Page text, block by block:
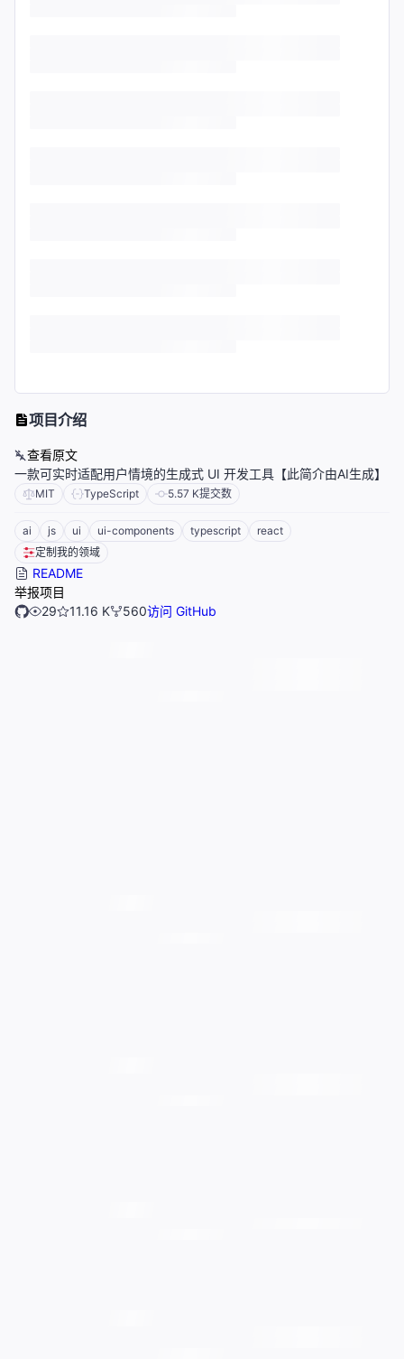
项目介绍
查看原文
一款可实时适配用户情境的生成式 UI 开发工具【此简介由AI生成】
MIT TypeScript 5.57 K提交数
ai js ui ui-components typescript
react
定制我的领域
README
举报项目
29
11.16 K 560访问 GitHub